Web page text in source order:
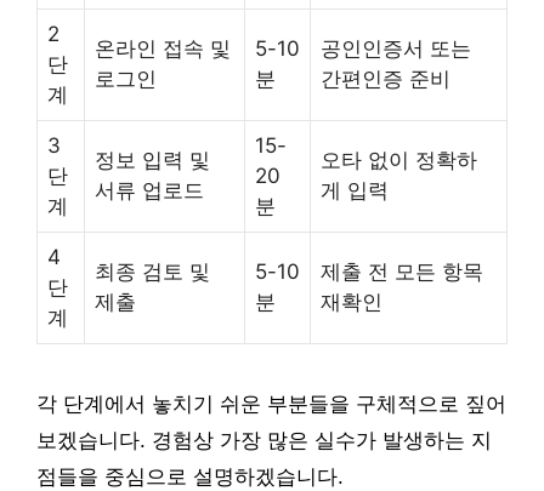
2
단
계
온라인 접속 및
로그인
5-10
분
공인인증서 또는
간편인증 준비
3
단
계
정보 입력 및
서류 업로드
15-
20
분
오타 없이 정확하
게 입력
4
단
계
최종 검토 및
제출
5-10
분
제출 전 모든 항목
재확인
각 단계에서 놓치기 쉬운 부분들을 구체적으로 짚어
보겠습니다. 경험상 가장 많은 실수가 발생하는 지
점들을 중심으로 설명하겠습니다.